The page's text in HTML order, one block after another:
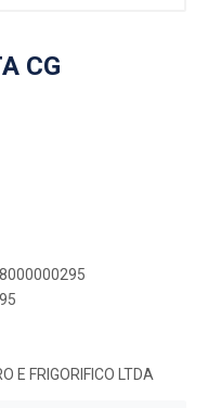
CG
E FRIGORIFICO LTDA